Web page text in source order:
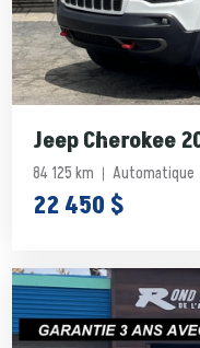
Jeep Cherokee
84 125 km Automatique
22 450 $